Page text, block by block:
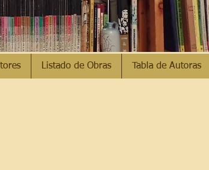
Listado de Obras Tabla de Autoras